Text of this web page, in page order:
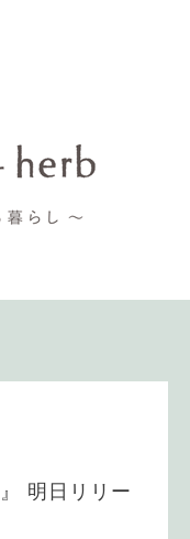
明日リリー